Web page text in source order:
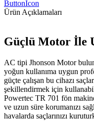
ButtonIcon
Ürün Açıklamaları
Güçlü Motor İle
AC tipi Jhonson Motor
yoğun kullanıma uygun
güçte çalışan bu cihazı
şekillendirmek için
Powertec TR 701 fön
ve uzun süre korumanızı
havalarda saçlarınızı